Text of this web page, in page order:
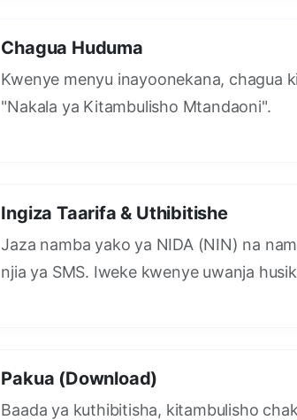
Chagua Huduma
Kwenye menyu inayoonekana, chagua
"Nakala ya Kitambulisho Mtandaoni".
Ingiza Taarifa & Uthibitishe
Jaza namba yako ya NIDA (NIN) na
njia ya SMS. Iweke kwenye uwanja
Pakua (Download)
Baada ya kuthibitisha, kitambulisho